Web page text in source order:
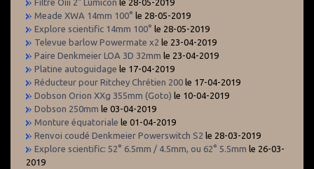
Meade XWA 14mm 100° le 28-05-2019
Explore scientific 14mm 100° le 28-05-2019
Televue barlow Powermate x2 le 23-04-2019
Paire Denkmeier LOA 3D 32mm le 23-04-2019
Platine autoguidage le 17-04-2019
Réducteur pour Ritchey Chrétien 200 le 17-04-2019
Dobson Orion XXg 355mm (Goto) le 10-04-2019
Dobson 250mm le 03-04-2019
Monture équatoriale le 01-04-2019
Renvoi coudé Denkmeier Powerswitch S2 le 28-03-2019
Explore scientific: 52° 6.5mm / 4.5mm, ou 62° 5.5mm le 26-03-
2019